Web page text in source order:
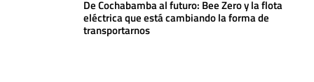
De Cochabamba al futuro: Bee Zero y la flota
eléctrica que está cambiando la forma de
transportarnos